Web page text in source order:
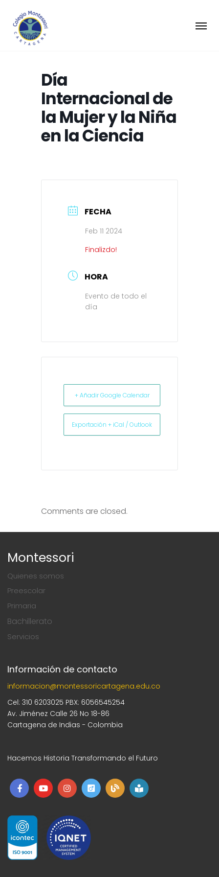
Día
Internacional de
la Mujer y la Niña
en la Ciencia
FECHA
Feb 11 2024
Finalizdo!
HORA
Evento de todo el
día
+ Añadir Google Calendar
Exportación + iCal / Outlook
Comments are closed.
Montessori
Quienes somos
Preescolar
Primaria
Bachillerato
Servicios
Información de contacto
informacion@montessoricartagena.edu.co
Cel: 310 6203025 PBX: 6056545254
Av. Jiménez Calle 26 No 18-86
Cartagena de Indias - Colombia
Hacemos Historia Transformando el Futuro